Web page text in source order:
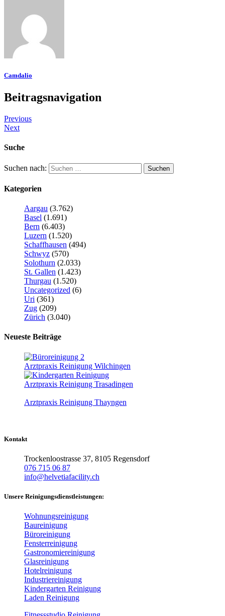
Camdalio
Beitragsnavigation
Previous
Next
Suche
Suchen nach:
Kategorien
Aargau (3.762)
Basel (1.691)
Bern (6.403)
Luzern (1.520)
Schaffhausen (494)
Schwyz (570)
Solothurn (2.033)
St. Gallen (1.423)
Thurgau (1.520)
Uncategorized (6)
Uri (361)
Zug (209)
Zürich (3.040)
Neueste Beiträge
Arztpraxis Reinigung Wilchingen
Arztpraxis Reinigung Trasadingen
Arztpraxis Reinigung Thayngen
Kontakt
Trockenloostrasse 37, 8105 Regensdorf
076 715 06 87
info@helvetiafacility.ch
Unsere Reinigungsdienstleistungen:
Wohnungsreinigung
Baureinigung
Büroreinigung
Fensterreinigung
Gastronomiereinigung
Glasreinigung
Hotelreinigung
Industriereinigung
Kindergarten Reinigung
Laden Reinigung